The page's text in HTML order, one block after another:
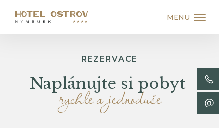
MENU
REZERVACE
Naplánujte si pobyt
rychle a jednoduše